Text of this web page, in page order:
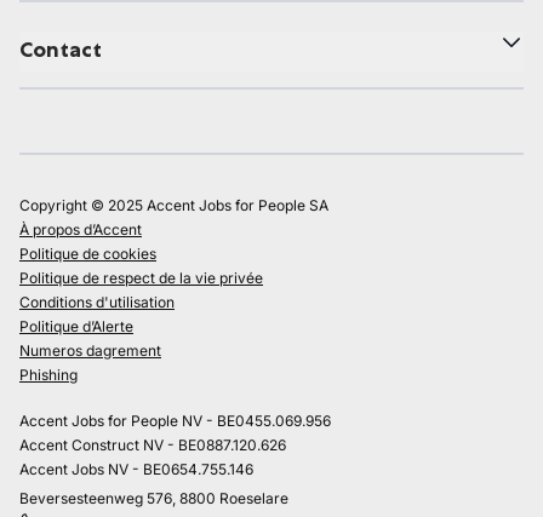
Contact
Copyright © 2025 Accent Jobs for People SA
À propos d’Accent
Politique de cookies
Politique de respect de la vie privée
Conditions d'utilisation
Politique d’Alerte
Numeros dagrement
Phishing
Accent Jobs for People NV - BE0455.069.956
Accent Construct NV - BE0887.120.626
Accent Jobs NV - BE0654.755.146
Beversesteenweg 576, 8800 Roeselare